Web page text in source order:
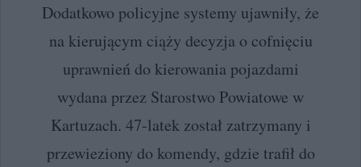
Dodatkowo policyjne systemy ujawniły, że
na kierującym ciąży decyzja o cofnięciu
uprawnień do kierowania pojazdami
wydana przez Starostwo Powiatowe w
Kartuzach. 47-latek został zatrzymany i
przewieziony do komendy, gdzie trafił do